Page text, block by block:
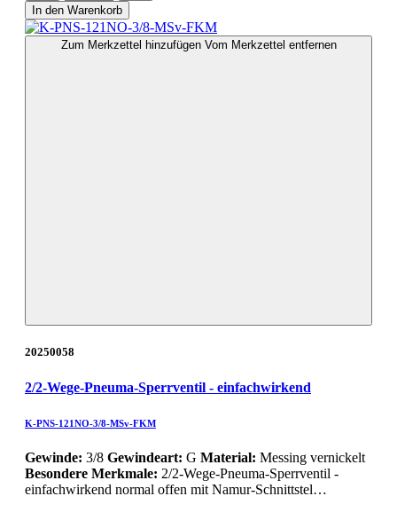
In den Warenkorb
Zum Merkzettel hinzufügen Vom Merkzettel entfernen
20250058
2/2-Wege-Pneuma-Sperrventil - einfachwirkend
K-PNS-121NO-3/8-MSv-FKM
Gewinde: 3/8 Gewindeart: G Material: Messing vernickelt
Besondere Merkmale: 2/2-Wege-Pneuma-Sperrventil -
einfachwirkend normal offen mit Namur-Schnittstel…